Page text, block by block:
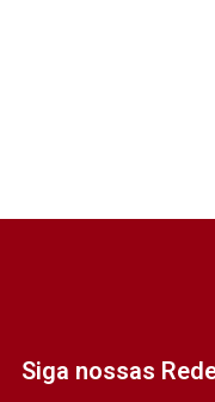
Siga nossas